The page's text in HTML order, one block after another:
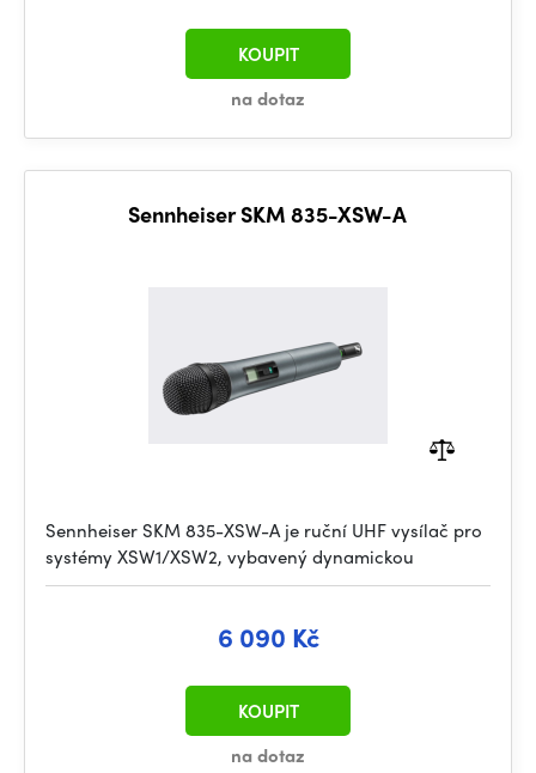
na dotaz
KOUPIT
Sennheiser SKM 835-XSW-A
Sennheiser SKM 835-XSW-A je ruční UHF vysílač pro
systémy XSW1/XSW2, vybavený dynamickou
6 090 Kč
na dotaz
KOUPIT